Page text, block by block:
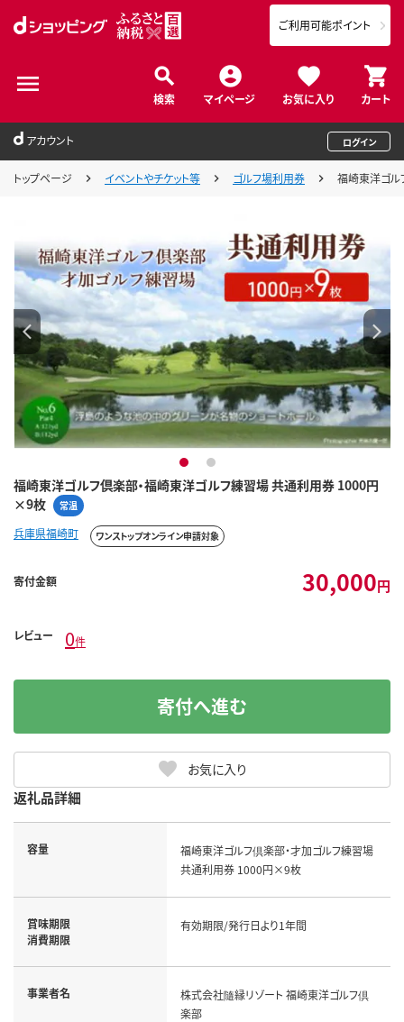
検索 マイページ お気に入り カート
ご利用可能ポイント
アカウント ログイン
トップページ イベントやチケット等 ゴルフ場利用券 福崎東洋ゴ
福崎東洋ゴルフ倶楽部・福崎東洋ゴルフ練習場 共通利用券 1000円
×9枚
常温
1 2
兵庫県福崎町 ワンストップオンライン申請対象
寄付金額 30,000円
レビュー 0件
お気に入り
寄付へ進む
返礼品詳細
容量
福崎東洋ゴルフ倶楽部・才加ゴルフ練習場
共通利用券 1000円×9枚
賞味期限
消費期限
有効期限/発行日より1年間
事業者名
株式会社隨縁リゾート 福崎東洋ゴルフ倶
楽部